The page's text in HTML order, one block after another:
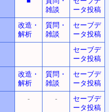
雑談
ータ投稿
改造・
解析
質問・
雑談
セーブデ
ータ投稿
セーブデ
ータ投稿
改造・
解析
質問・
雑談
セーブデ
ータ投稿
- -
セーブデ
ータ投稿